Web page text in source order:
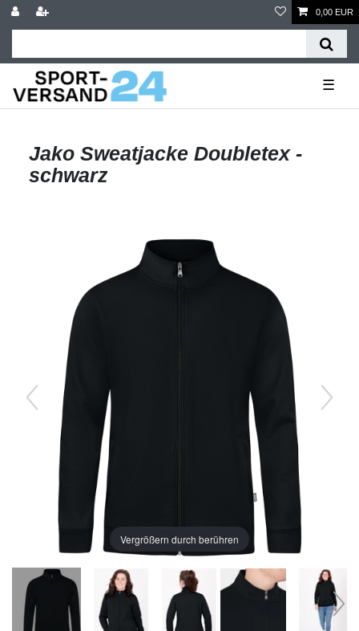
0,00 EUR
☰
Jako Sweatjacke Doubletex -
schwarz
Vergrößern durch berühren